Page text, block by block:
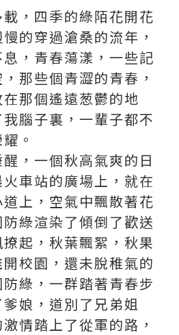
，四季的綠陌花開花
的穿過滄桑的流年，
，青春蕩漾，一些記
那些個青澀的青春，
那個遙遠葱鬱的地
腦子裏，一輩子都不
。
，一個秋高氣爽的日
車站的廣場上，就在
上，空氣中飄散著花
綠渲染了傾倒了歡送
起，秋葉飄絮，秋果
校園，還未脫稚氣的
綠，一群踏著青春步
娘，道別了兄弟姐
情踏上了從軍的路，